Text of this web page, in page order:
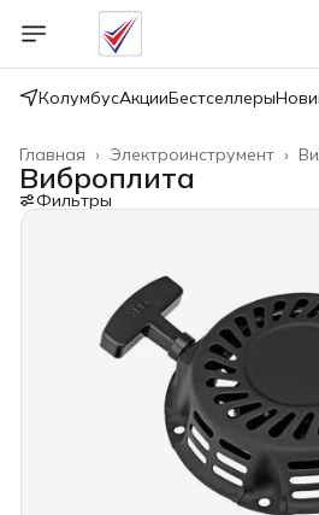
КолумбусАкцииБестселлеры
Электроинструмент ›
Главная ›
Виброплита
Фильтры